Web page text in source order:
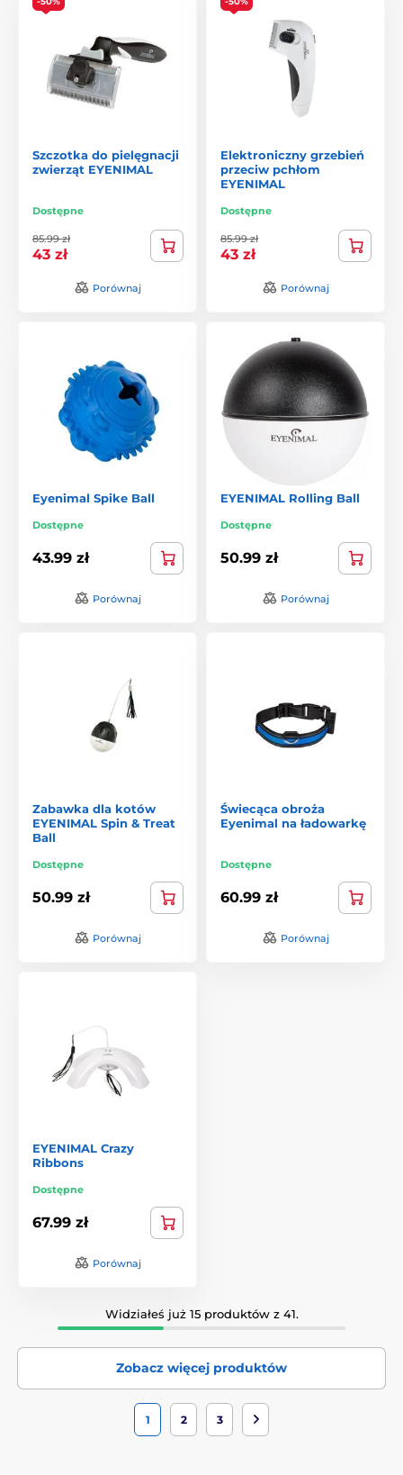
Szczotka do pielęgnacji
zwierząt EYENIMAL
Dostępne
85.99 zł
43 zł
Porównaj
Elektroniczny grzebień
przeciw pchłom
EYENIMAL
Dostępne
85.99 zł
43 zł
Porównaj
Eyenimal Spike Ball
Dostępne
43.99 zł
Porównaj
EYENIMAL Rolling Ball
Dostępne
50.99 zł
Porównaj
Zabawka dla kotów
EYENIMAL Spin & Treat
Ball
Dostępne
50.99 zł
Porównaj
Świecąca obroża
Eyenimal na ładowarkę
Dostępne
60.99 zł
Porównaj
EYENIMAL Crazy
Ribbons
Dostępne
67.99 zł
Porównaj
Widziałeś już 15 produktów z 41.
Zobacz więcej produktów
1 2 3